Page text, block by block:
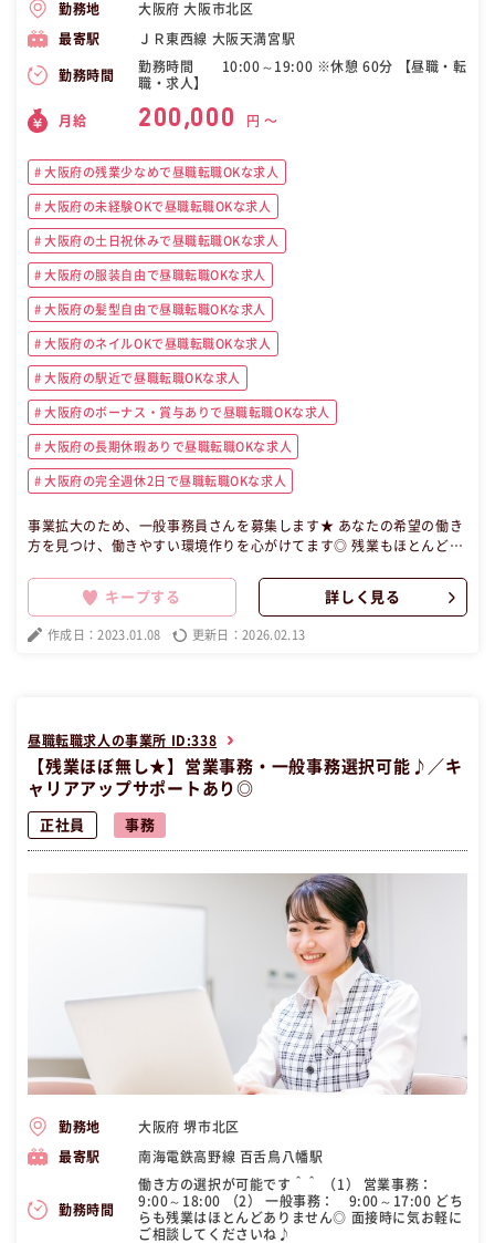
勤務地 大阪府 大阪市北区
最寄駅 ＪＲ東西線 大阪天満宮駅
勤務時間
勤務時間 10:00～19:00 ※休憩 60分 【昼職・転
職・求人】
月給 200,000 円 〜
大阪府の残業少なめで昼職転職OKな求人
大阪府の未経験OKで昼職転職OKな求人
大阪府の土日祝休みで昼職転職OKな求人
大阪府の服装自由で昼職転職OKな求人
大阪府の髪型自由で昼職転職OKな求人
大阪府のネイルOKで昼職転職OKな求人
大阪府の駅近で昼職転職OKな求人
大阪府のボーナス・賞与ありで昼職転職OKな求人
大阪府の長期休暇ありで昼職転職OKな求人
大阪府の完全週休2日で昼職転職OKな求人
事業拡大のため、一般事務員さんを募集します★ あなたの希望の働き
方を見つけ、働きやすい環境作りを心がけてます◎ 残業もほとんどな
しっかりと評価します♪ アットホームな職場なので、リラックスしな
がら働けます。 【昼職・転職・求人】 この昼職求人は大阪府大阪市北
区正社員事務の昼職へ転職したい方の求人です。
キープする 詳しく見る
作成日：2023.01.08 更新日：2026.02.13
昼職転職求人の事業所 ID:338
【残業ほぼ無し★】営業事務・一般事務選択可能♪／キ
ャリアアップサポートあり◎
正社員 事務
勤務地 大阪府 堺市北区
最寄駅 南海電鉄高野線 百舌鳥八幡駅
勤務時間
働き方の選択が可能です＾＾ （1） 営業事務：
9:00～18:00 （2） 一般事務： 9:00～17:00 どち
らも残業はほとんどありません◎ 面接時に気お軽に
ご相談してくださいね♪